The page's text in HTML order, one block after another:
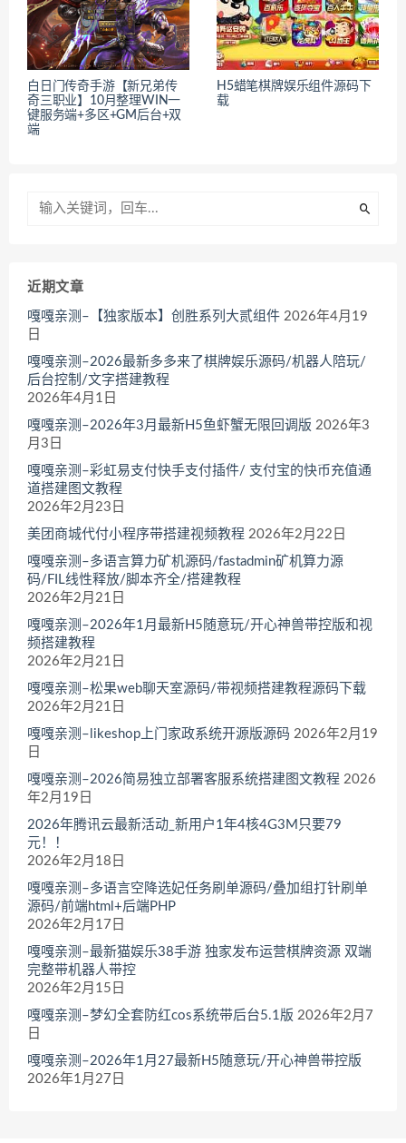
白日门传奇手游【新兄弟传
奇三职业】10月整理WIN一
键服务端+多区+GM后台+双
端
H5蜡笔棋牌娱乐组件源码下
载
近期文章
嘎嘎亲测–【独家版本】创胜系列大贰组件 2026年4月19
日
嘎嘎亲测–2026最新多多来了棋牌娱乐源码/机器人陪玩/
后台控制/文字搭建教程
2026年4月1日
嘎嘎亲测–2026年3月最新H5鱼虾蟹无限回调版 2026年3
月3日
嘎嘎亲测–彩虹易支付快手支付插件/ 支付宝的快币充值通
道搭建图文教程
2026年2月23日
美团商城代付小程序带搭建视频教程 2026年2月22日
嘎嘎亲测–多语言算力矿机源码/fastadmin矿机算力源
码/FIL线性释放/脚本齐全/搭建教程
2026年2月21日
嘎嘎亲测–2026年1月最新H5随意玩/开心神兽带控版和视
频搭建教程
2026年2月21日
嘎嘎亲测–松果web聊天室源码/带视频搭建教程源码下载
2026年2月21日
嘎嘎亲测–likeshop上门家政系统开源版源码 2026年2月19
日
嘎嘎亲测–2026简易独立部署客服系统搭建图文教程 2026
年2月19日
2026年腾讯云最新活动_新用户1年4核4G3M只要79
元！！
2026年2月18日
嘎嘎亲测–多语言空降选妃任务刷单源码/叠加组打针刷单
源码/前端html+后端PHP
2026年2月17日
嘎嘎亲测–最新猫娱乐38手游 独家发布运营棋牌资源 双端
完整带机器人带控
2026年2月15日
嘎嘎亲测–梦幻全套防红cos系统带后台5.1版 2026年2月7
日
嘎嘎亲测–2026年1月27最新H5随意玩/开心神兽带控版
2026年1月27日